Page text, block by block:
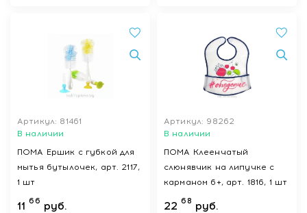
Артикул: 81461
В наличии
ПОМА Ершик с губкой для
мытья бутылочек, арт. 2117,
1 шт
11 66 руб.
Артикул: 98262
В наличии
ПОМА Клеенчатый
слюнявчик на липучке с
карманом 6+, арт. 1816, 1 шт
22 68 руб.